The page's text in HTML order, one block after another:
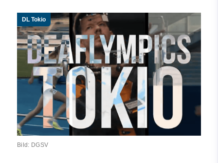
Bild: DGSV
DL Tokio